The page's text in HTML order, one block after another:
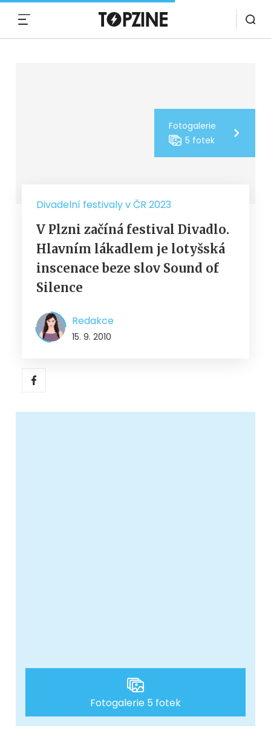
Fotogalerie
5 fotek
Divadelní festivaly v ČR 2023
V Plzni začíná festival Divadlo.
Hlavním lákadlem je lotyšská
inscenace beze slov Sound of
Silence
Redakce
15. 9. 2010
Fotogalerie 5 fotek